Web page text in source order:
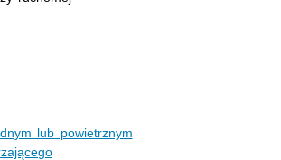
lub powietrznym